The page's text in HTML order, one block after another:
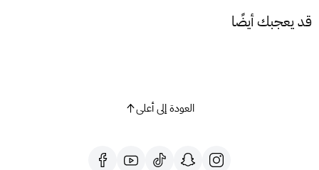
قد يعجبك أيضًا
العودة إلى أعلى